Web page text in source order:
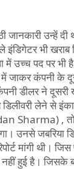
उन्हें दी
भी
में उच्च पद पर भी
जाकर कंपनी के
डीलर ने दूसरी
लेने से
Sharma) ,
उनसे जबरिया
मांगी थी।
हुई है। जिसके